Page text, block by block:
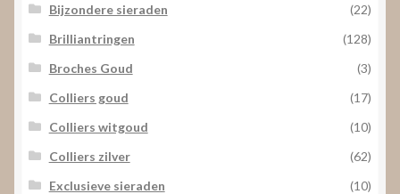
Bijzondere sieraden
(22)
Brilliantringen
(128)
Broches Goud
(3)
Colliers goud
(17)
Colliers witgoud
(10)
Colliers zilver
(62)
Exclusieve sieraden
(10)